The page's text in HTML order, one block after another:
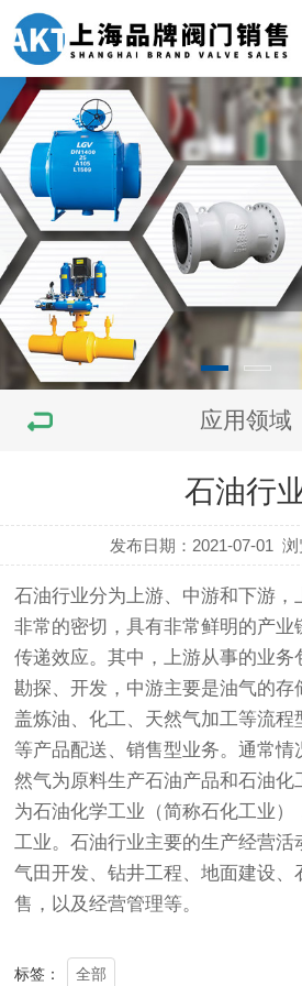
应用领域
石油行
发布日期：2021-07-01 浏
石油行业分为上游、中游和下游，
非常的密切，具有非常鲜明的产业
传递效应。其中，上游从事的业务
勘探、开发，中游主要是油气的存
盖炼油、化工、天然气加工等流程
等产品配送、销售型业务。通常情
然气为原料生产石油产品和石油化
为石油化学工业（简称石化工业）
工业。石油行业主要的生产经营活
气田开发、钻井工程、地面建设、
售，以及经营管理等。
标签： 全部